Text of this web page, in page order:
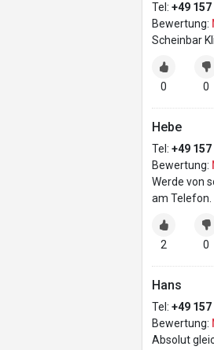
Tel: +49
Bewertung:
Scheinbar
0 0
Hebe
Tel: +49
Bewertung:
Werde von
am Telefon.
2 0
Hans
Tel: +49
Bewertung:
Absolut